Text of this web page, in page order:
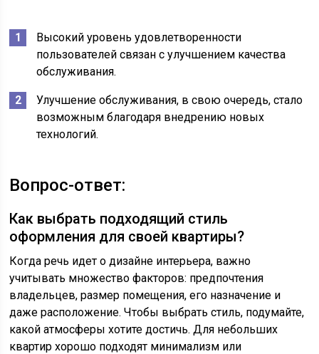
Высокий уровень удовлетворенности
пользователей связан с улучшением качества
обслуживания.
Улучшение обслуживания, в свою очередь, стало
возможным благодаря внедрению новых
технологий.
Вопрос-ответ:
Как выбрать подходящий стиль
оформления для своей квартиры?
Когда речь идет о дизайне интерьера, важно
учитывать множество факторов: предпочтения
владельцев, размер помещения, его назначение и
даже расположение. Чтобы выбрать стиль, подумайте,
какой атмосферы хотите достичь. Для небольших
квартир хорошо подходят минимализм или